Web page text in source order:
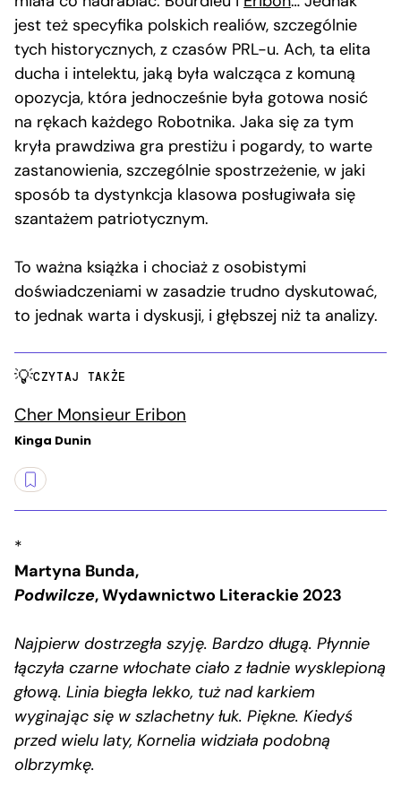
jest też specyfika polskich realiów, szczególnie
tych historycznych, z czasów PRL-u. Ach, ta elita
ducha i intelektu, jaką była walcząca z komuną
opozycja, która jednocześnie była gotowa nosić
na rękach każdego Robotnika. Jaka się za tym
kryła prawdziwa gra prestiżu i pogardy, to warte
zastanowienia, szczególnie spostrzeżenie, w jaki
sposób ta dystynkcja klasowa posługiwała się
szantażem patriotycznym.
To ważna książka i chociaż z osobistymi
doświadczeniami w zasadzie trudno dyskutować,
to jednak warta i dyskusji, i głębszej niż ta analizy.
CZYTAJ TAKŻE
Cher Monsieur Eribon
Kinga Dunin
*
Martyna Bunda,
Podwilcze, Wydawnictwo Literackie 2023
Najpierw dostrzegła szyję. Bardzo długą. Płynnie
łączyła czarne włochate ciało z ładnie wysklepioną
głową. Linia biegła lekko, tuż nad karkiem
wyginając się w szlachetny łuk. Piękne. Kiedyś
przed wielu laty, Kornelia widziała podobną
olbrzymkę.